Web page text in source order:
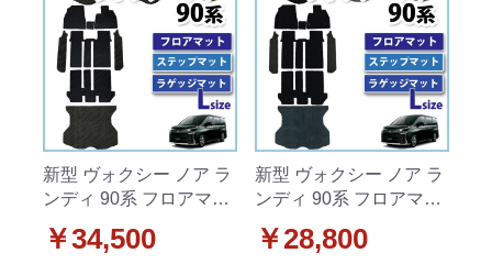
新型 ヴォクシー ノア ラ
ンディ 90系 フロアマッ
ト & ロングラゲッジマ
￥34,500
新型 ヴォクシー ノア ラ
ンディ 90系 フロアマッ
ト & ロングラゲッジマ
￥28,800